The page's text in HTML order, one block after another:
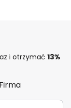
i otrzymać 13%